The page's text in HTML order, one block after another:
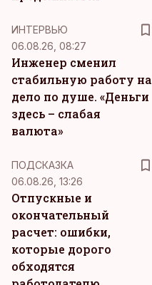
ИНТЕРВЬЮ
06.08.26, 08:27
Инженер сменил
стабильную работу на
дело по душе. «Деньги
здесь – слабая
валюта»
ПОДСКАЗКА
06.08.26, 13:26
Отпускные и
окончательный
расчет: ошибки,
которые дорого
обходятся